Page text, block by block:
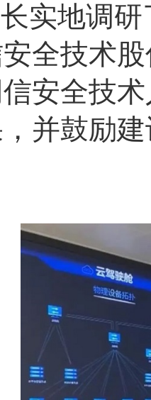
实地调
全技术
安全技
并鼓励